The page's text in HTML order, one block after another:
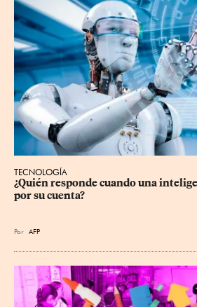
TECNOLOGÍA
¿Quién responde cuando una
por su cuenta?
Por AFP